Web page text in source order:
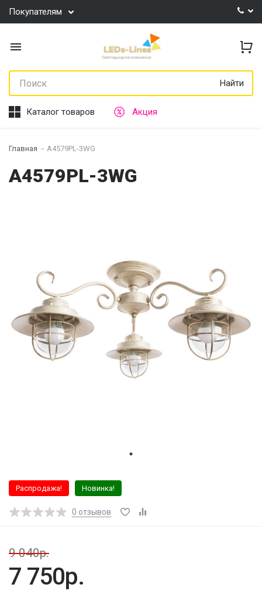
Покупателям
Найти
Каталог товаров Акция
Главная A4579PL-3WG
A4579PL-3WG
Распродажа! Новинка!
0 отзывов
9 040р.
7 750р.